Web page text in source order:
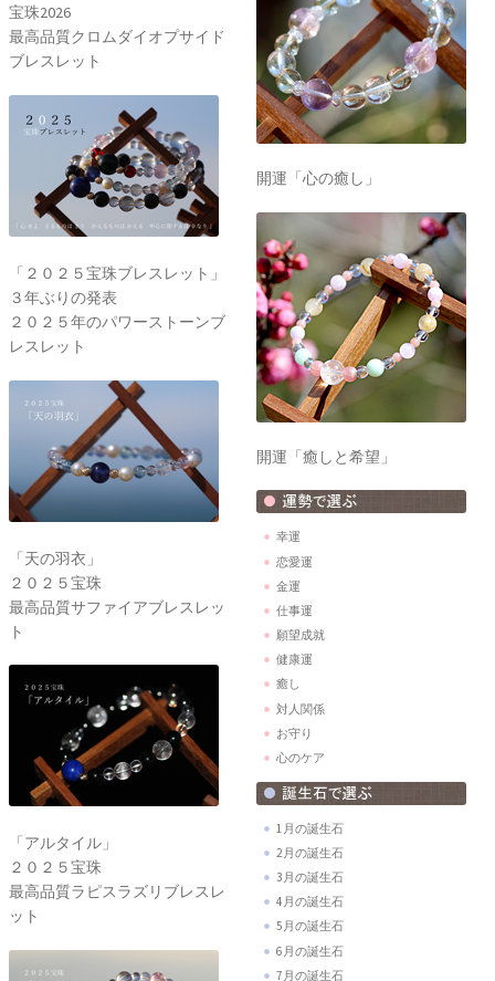
宝珠2026
最高品質クロムダイオプサイド
ブレスレット
「２０２５宝珠ブレスレット」
３年ぶりの発表
２０２５年のパワーストーンブ
レスレット
「天の羽衣」
２０２５宝珠
最高品質サファイアブレスレッ
ト
「アルタイル」
２０２５宝珠
最高品質ラピスラズリブレスレ
ット
開運「心の癒し」
開運「癒しと希望」
幸運
恋愛運
金運
仕事運
願望成就
健康運
癒し
対人関係
お守り
心のケア
1月の誕生石
2月の誕生石
3月の誕生石
4月の誕生石
5月の誕生石
6月の誕生石
7月の誕生石